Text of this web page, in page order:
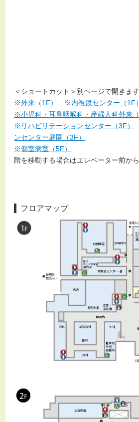
＜ショートカット＞別ページで開きます
※外来（1F）
※内視鏡センター（1F）
※小児科・耳鼻咽喉科・産婦人科外来（
※リハビリテーションセンター（3F）
ンセンター庭園（3F）
※個室病室（5F）
階を移動する場合はエレベーター前か
フロアマップ